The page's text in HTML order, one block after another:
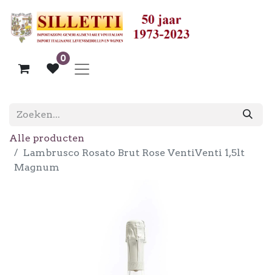
0
Alle producten
Lambrusco Rosato Brut Rose VentiVenti 1,5lt
Magnum